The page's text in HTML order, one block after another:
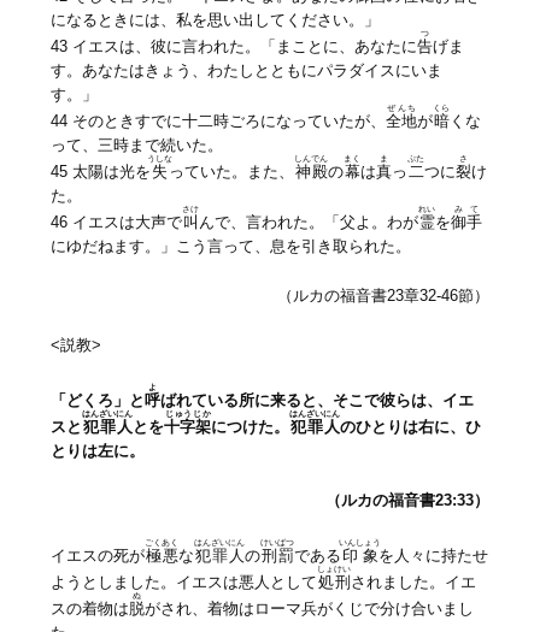
になるときには、私を思い出してください。」
43 イエスは、彼に言われた。「まことに、あなたに告
つ
げま
す。あなたはきょう、わたしとともにパラダイスにいま
す。」
44 そのときすでに十二時ごろになっていたが、全地
ぜんち
が暗
くら
くな
って、三時まで続いた。
45 太陽は光を 失
うしな
っていた。また、 神殿
しんでん
の幕
まく
は真
ま
っ 二
ぷた
つに裂
さ
け
た。
46 イエスは大声で叫
さけ
んで、言われた。「父よ。わが霊
れい
を御手
みて
にゆだねます。」こう言って、息を引き取られた。
（ルカの福音書23章32-46節）
<説教>
「どくろ」と呼
よ
ばれている所に来ると、そこで彼らは、イエ
スと 犯罪人
はんざいにん
とを十字架
じゅうじか
につけた。 犯罪人
はんざいにん
のひとりは右に、ひ
とりは左に。
（ルカの福音書23:33）
イエスの死が極悪
ごくあく
な犯罪人
はんざいにん
の刑罰
けいばつ
である 印象
いんしょう
を人々に持たせ
ようとしました。イエスは悪人として処刑
しょけい
されました。イエ
スの着物は 脱
ぬ
がされ、着物はローマ兵がくじで分け合いまし